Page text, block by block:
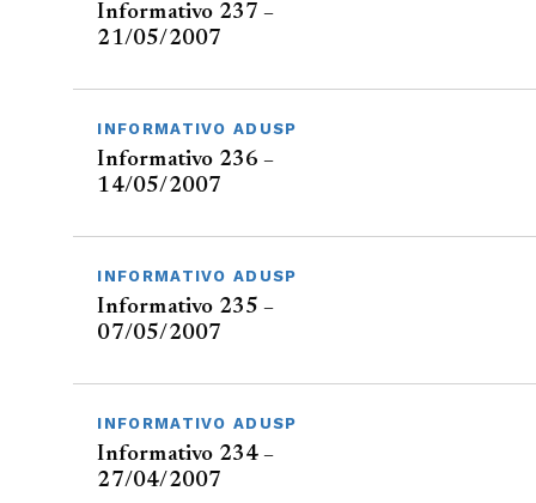
Informativo 237 –
21/05/2007
INFORMATIVO ADUSP
Informativo 236 –
14/05/2007
INFORMATIVO ADUSP
Informativo 235 –
07/05/2007
INFORMATIVO ADUSP
Informativo 234 –
27/04/2007